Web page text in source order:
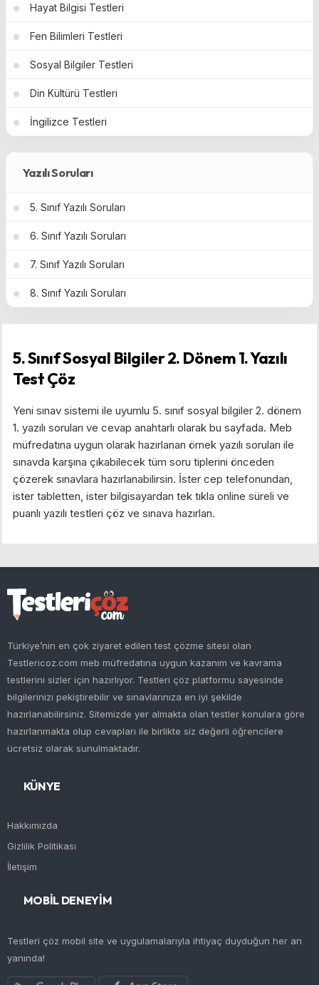
Hayat Bilgisi Testleri
Fen Bilimleri Testleri
Sosyal Bilgiler Testleri
Din Kültürü Testleri
İngilizce Testleri
Yazılı Soruları
5. Sınıf Yazılı Soruları
6. Sınıf Yazılı Soruları
7. Sınıf Yazılı Soruları
8. Sınıf Yazılı Soruları
5. Sınıf Sosyal Bilgiler 2. Dönem 1. Yazılı
Test Çöz
Yeni sınav sistemi ile uyumlu 5. sınıf sosyal bilgiler 2. dönem
1. yazılı soruları ve cevap anahtarlı olarak bu sayfada. Meb
müfredatına uygun olarak hazırlanan örnek yazılı soruları ile
sınavda karşına çıkabilecek tüm soru tiplerini önceden
çözerek sınavlara hazırlanabilirsin. İster cep telefonundan,
ister tabletten, ister bilgisayardan tek tıkla online süreli ve
puanlı yazılı testleri çöz ve sınava hazırlan.
Türkiye’nin en çok ziyaret edilen test çözme sitesi olan
Testlericoz.com meb müfredatına uygun kazanım ve kavrama
testlerini sizler için hazırlıyor. Testleri çöz platformu sayesinde
bilgilerinizi pekiştirebilir ve sınavlarınıza en iyi şekilde
hazırlanabilirsiniz. Sitemizde yer almakta olan testler konulara göre
hazırlanmakta olup cevapları ile birlikte siz değerli öğrencilere
ücretsiz olarak sunulmaktadır.
KÜNYE
Hakkımızda
Gizlilik Politikası
İletişim
MOBİL DENEYİM
Testleri çöz mobil site ve uygulamalarıyla ihtiyaç duyduğun her an
yanında!